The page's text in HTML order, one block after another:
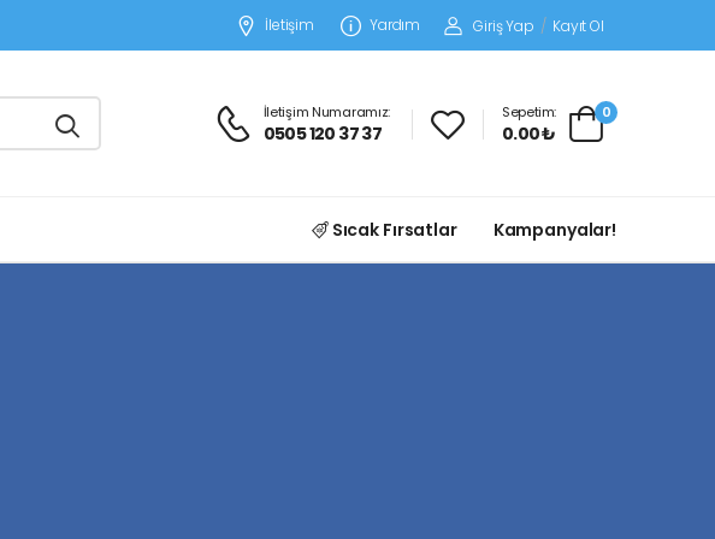
İletişim Yardım Giriş Yap / Kayıt Ol
İletişim Numaramız:
0505 120 37 37
Sepetim:
0.00 ₺
0
Sıcak Fırsatlar Kampanyalar!